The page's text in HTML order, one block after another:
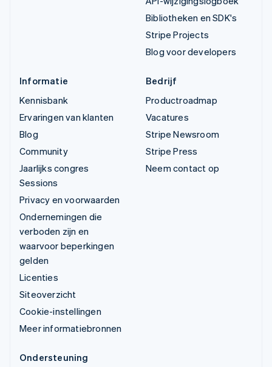
Bibliotheken en SDK's
Stripe Projects
Blog voor developers
Informatie
Kennisbank
Ervaringen van klanten
Blog
Community
Jaarlijks congres
Sessions
Privacy en voorwaarden
Ondernemingen die
verboden zijn en
waarvoor beperkingen
gelden
Licenties
Siteoverzicht
Cookie-instellingen
Meer informatiebronnen
Bedrijf
Productroadmap
Vacatures
Stripe Newsroom
Stripe Press
Neem contact op
Ondersteuning